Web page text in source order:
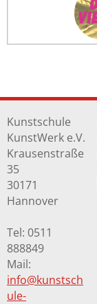
Kunstschule
KunstWerk e.V.
Krausenstraße
35
30171
Hannover
Tel: 0511
888849
Mail:
info@kunstsch
ule-